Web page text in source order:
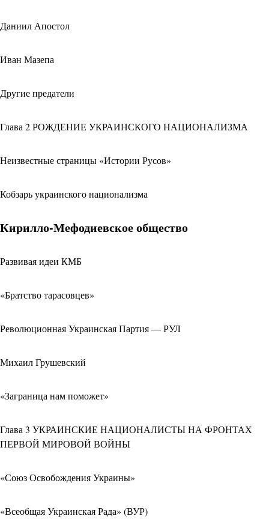
Даниил Апостол
Иван Мазепа
Другие предатели
Глава 2 РОЖДЕНИЕ УКРАИНСКОГО НАЦИОНАЛИЗМА
Неизвестные страницы «Истории Русов»
Кобзарь украинского национализма
Кирилло-Мефодиевское общество
Развивая идеи КМБ
«Братство тарасовцев»
Революционная Украинская Партия — РУЛ
Михаил Грушевский
«Заграница нам поможет»
Глава 3 УКРАИНСКИЕ НАЦИОНАЛИСТЫ НА ФРОНТАХ
ПЕРВОЙ МИРОВОЙ ВОЙНЫ
«Союз Освобождения Украины»
«Всеобщая Украинская Рада» (ВУР)